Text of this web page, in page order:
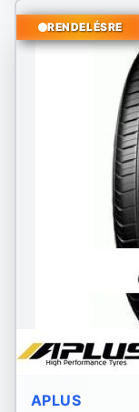
Security
Semperit
Sportiva
Sumitomo
Sunny
Tourador
Toyo
RENDELÉSRE
APLUS